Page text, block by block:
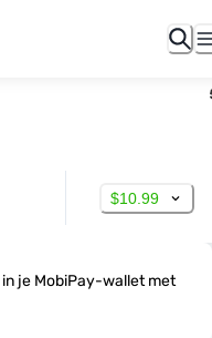
$10.99
in je MobiPay-wallet met